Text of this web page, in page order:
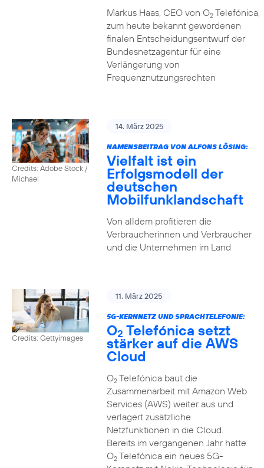
Markus Haas, CEO von O2Telefónica,
zum heute bekannt gewordenen
finalen Entscheidungsentwurf der
Bundesnetzagentur für eine
Verlängerung von
Frequenznutzungsrechten
Credits: Adobe Stock /
Michael
14. März 2025
NAMENSBEITRAG VON ALFONS LÖSING:
Vielfalt ist ein
Erfolgsmodell der
deutschen
Mobilfunklandschaft
Von alldem profitieren die
Verbraucherinnen und Verbraucher
und die Unternehmen im Land
Credits: Gettyimages
11. März 2025
5G-KERNNETZ UND SPRACHTELEFONIE:
O2 Telefónica setzt
stärker auf die AWS
Cloud
O2Telefónica baut die
Zusammenarbeit mit Amazon Web
Services (AWS) weiter aus und
verlagert zusätzliche
Netzfunktionen in die Cloud.
Bereits im vergangenen Jahr hatte
O2Telefónica ein neues 5G-